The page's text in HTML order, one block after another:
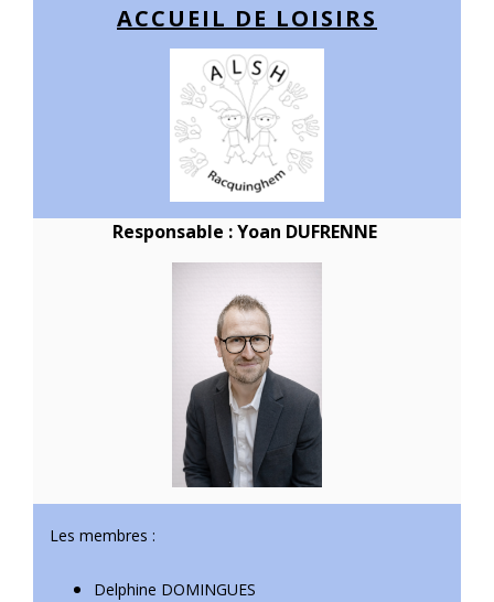
ACCUEIL DE LOISIRS
Responsable : Yoan DUFRENNE
Les membres :
Delphine DOMINGUES